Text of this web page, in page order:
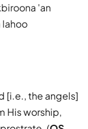
'an
lahoo
[i.e., the angels]
His worship,